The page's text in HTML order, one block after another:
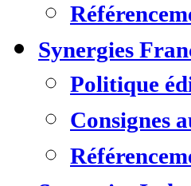
Synergies
Politique
Consignes